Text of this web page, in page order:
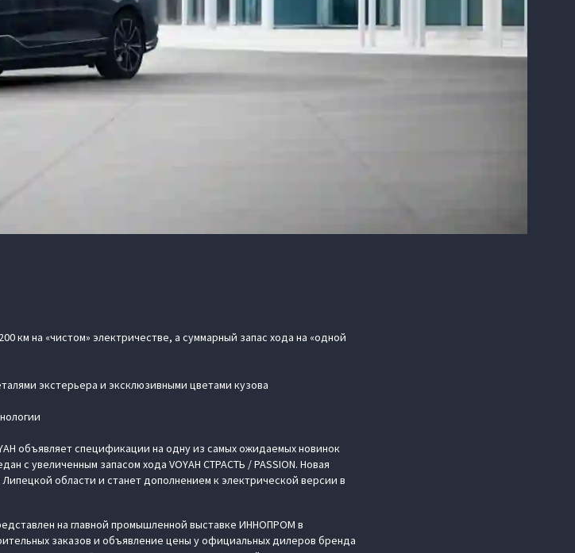
км на «чистом» электричестве, а суммарный запас хода на «одной
экстерьера и эксклюзивными цветами кузова
объявляет спецификации на одну из самых ожидаемых новинок
с увеличенным запасом хода VOYAH СТРАСТЬ / PASSION. Новая
области и станет дополнением к электрической версии в
на главной промышленной выставке ИННОПРОМ в
заказов и объявление цены у официальных дилеров бренда